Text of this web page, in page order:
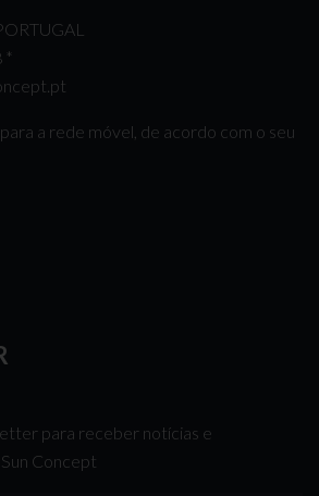
*
a rede móvel, de acordo com o seu
para receber notícias e
Concept